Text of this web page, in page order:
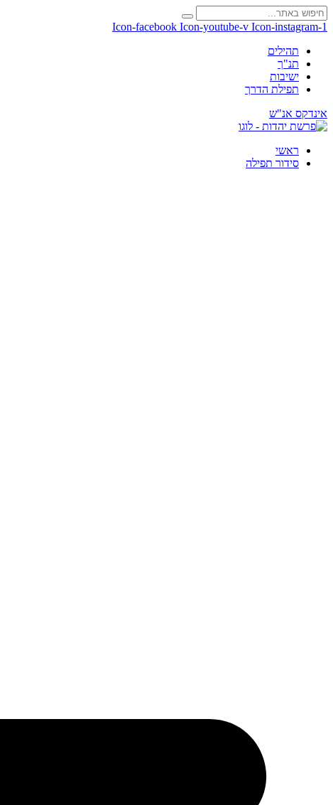
Icon-facebook Icon-youtube-v Icon-instagram-1
תהילים
תנ"ך
ישיבות
תפילת הדרך
אינדקס אנ"ש
ראשי
סידור תפילה